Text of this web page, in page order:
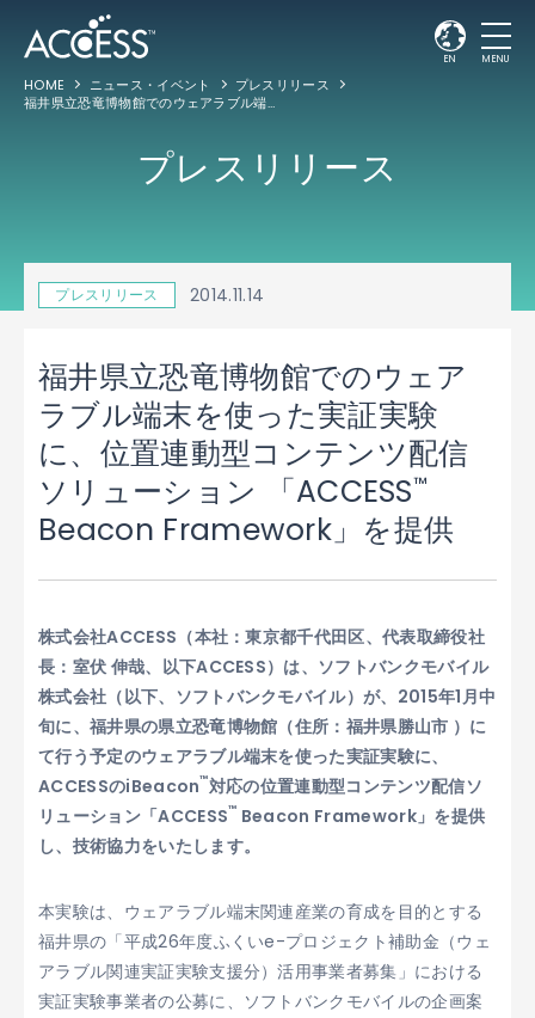
EN MENU
HOME ニュース・イベント
プレスリリース
福井県立恐竜博物館でのウェアラブル端末を使った実証実験に、位置連動型コンテンツ配信ソリューション 「ACCESS
プレスリリース
プレスリリース 2014.11.14
福井県立恐竜博物館でのウェア
ラブル端末を使った実証実験
に、位置連動型コンテンツ配信
ソリューション 「ACCESS™
Beacon Framework」を提供
株式会社ACCESS（本社：東京都千代田区、代表取締役社
長：室伏 伸哉、以下ACCESS）は、ソフトバンクモバイル
株式会社（以下、ソフトバンクモバイル）が、2015年1月中
旬に、福井県の県立恐竜博物館（住所：福井県勝山市 ）に
て行う予定のウェアラブル端末を使った実証実験に、
ACCESSのiBeacon™対応の位置連動型コンテンツ配信ソ
リューション「ACCESS™ Beacon Framework」を提供
し、技術協力をいたします。
本実験は、ウェアラブル端末関連産業の育成を目的とする
福井県の「平成26年度ふくいe-プロジェクト補助金（ウェ
アラブル関連実証実験支援分）活用事業者募集」における
実証実験事業者の公募に、ソフトバンクモバイルの企画案